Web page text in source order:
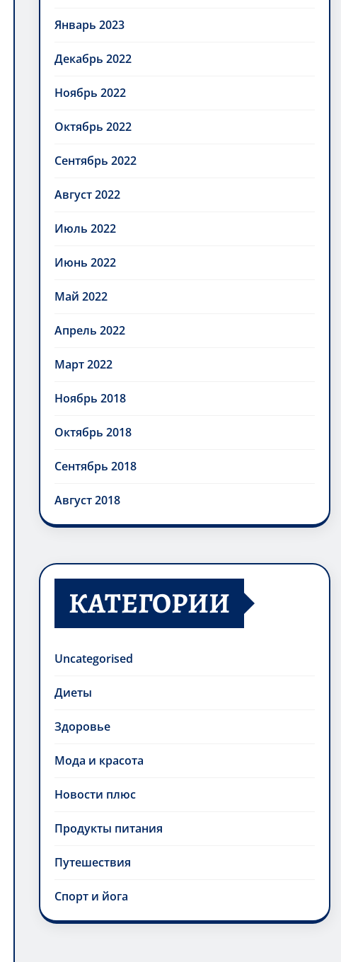
Январь 2023
Декабрь 2022
Ноябрь 2022
Октябрь 2022
Сентябрь 2022
Август 2022
Июль 2022
Июнь 2022
Май 2022
Апрель 2022
Март 2022
Ноябрь 2018
Октябрь 2018
Сентябрь 2018
Август 2018
КАТЕГОРИИ
Uncategorised
Диеты
Здоровье
Мода и красота
Новости плюс
Продукты питания
Путешествия
Спорт и йога